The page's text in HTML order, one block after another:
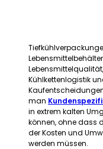
Kühlkettenlogistik
man
in extrem kalten
können, ohne dass
der Kosten und
werden müssen.